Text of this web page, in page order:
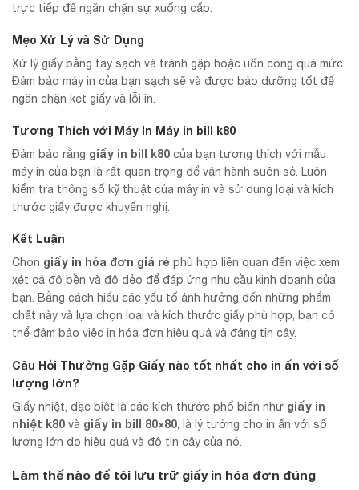
trực tiếp để ngăn chặn sự xuống cấp.
Mẹo Xử Lý và Sử Dụng
Xử lý giấy bằng tay sạch và tránh gập hoặc uốn cong quá mức.
Đảm bảo máy in của bạn sạch sẽ và được bảo dưỡng tốt để
ngăn chặn kẹt giấy và lỗi in.
Tương Thích với Máy In Máy in bill k80
Đảm bảo rằng giấy in bill k80 của bạn tương thích với mẫu
máy in của bạn là rất quan trọng để vận hành suôn sẻ. Luôn
kiểm tra thông số kỹ thuật của máy in và sử dụng loại và kích
thước giấy được khuyến nghị.
Kết Luận
Chọn giấy in hóa đơn giá rẻ phù hợp liên quan đến việc xem
xét cả độ bền và độ dẻo để đáp ứng nhu cầu kinh doanh của
bạn. Bằng cách hiểu các yếu tố ảnh hưởng đến những phẩm
chất này và lựa chọn loại và kích thước giấy phù hợp, bạn có
thể đảm bảo việc in hóa đơn hiệu quả và đáng tin cậy.
Câu Hỏi Thường Gặp Giấy nào tốt nhất cho in ấn với số
lượng lớn?
Giấy nhiệt, đặc biệt là các kích thước phổ biến như giấy in
nhiệt k80 và giấy in bill 80×80 , là lý tưởng cho in ấn với số
lượng lớn do hiệu quả và độ tin cậy của nó.
Làm thế nào để tôi lưu trữ giấy in hóa đơn đúng